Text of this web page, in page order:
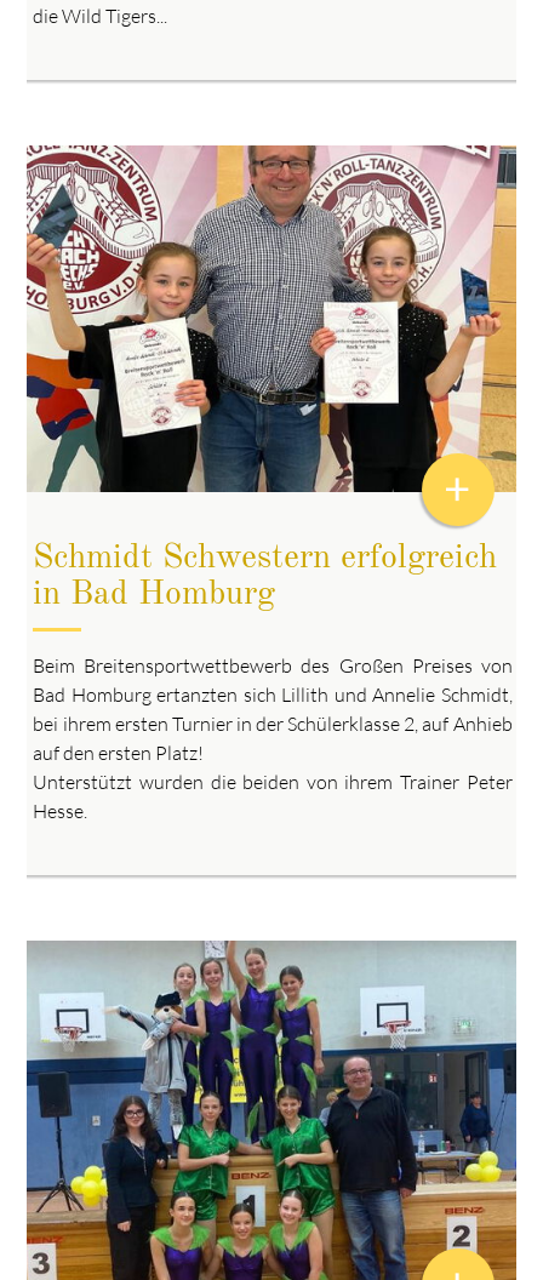
die Wild Tigers...
Schmidt Schwestern erfolgreich
in Bad Homburg
Beim Breitensportwettbewerb des Großen Preises von
Bad Homburg ertanzten sich Lillith und Annelie Schmidt,
bei ihrem ersten Turnier in der Schülerklasse 2, auf Anhieb
auf den ersten Platz!
Unterstützt wurden die beiden von ihrem Trainer Peter
Hesse.
+